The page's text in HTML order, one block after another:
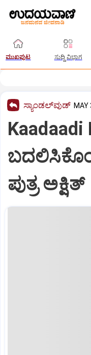
ಮುಖಪುಟ ಸುದ್ದಿ ವಿಭಾಗ
ಸ್ಯಾಂಡಲ್‌ವುಡ್‌ MAY
ಪುತ್ರ ಅಕ್ಷಿತ್‌